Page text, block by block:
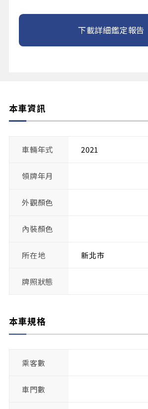
下載詳細鑑定報告
本車資訊
車輛年式 2021
領牌年月
外觀顏色
內裝顏色
所在地 新北市
牌照狀態
本車規格
乘客數
車門數